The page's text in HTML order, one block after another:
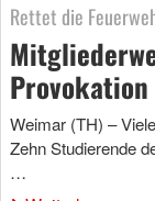
Rettet die
Weimar (TH) –
Zehn Studierende
…